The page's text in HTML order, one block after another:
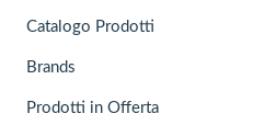
Catalogo Prodotti
Brands
Prodotti in Offerta